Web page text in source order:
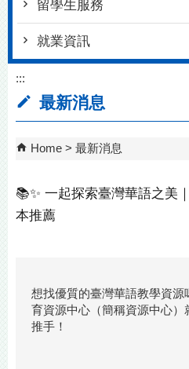
留學生服務
就業資訊
:::
最新消息
Home 最新消息
📚✨ 一起探索臺灣華語之美
本推薦
想找優質的臺灣華語教學資源
育資源中心（簡稱資源中心
推手！